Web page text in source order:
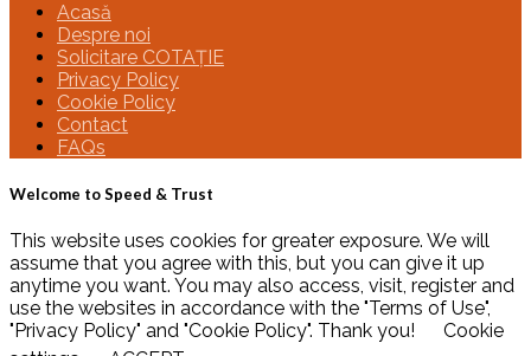
Acasă
Despre noi
Solicitare COTAȚIE
Privacy Policy
Cookie Policy
Contact
FAQs
Welcome to Speed & Trust
This website uses cookies for greater exposure. We will
assume that you agree with this, but you can give it up
anytime you want. You may also access, visit, register and
use the websites in accordance with the "Terms of Use",
"Privacy Policy" and "Cookie Policy". Thank you!
Cookie